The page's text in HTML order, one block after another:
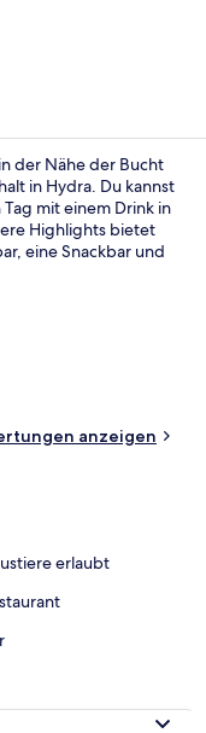
der Nähe der Bucht
in Hydra. Du kannst
mit einem Drink in
Highlights bietet
eine Snackbar und
anzeigen
erlaubt